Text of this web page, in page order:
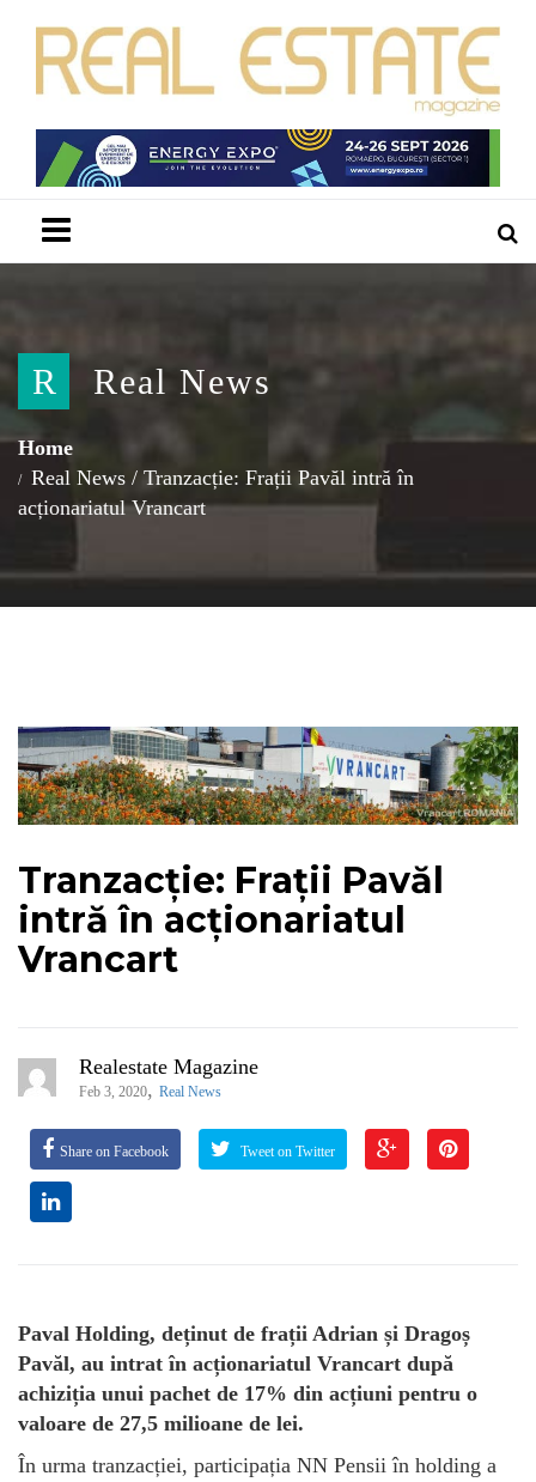
R Real News
Home
Real News / Tranzacție: Frații Pavăl intră în
acționariatul Vrancart
Tranzacție: Frații Pavăl
intră în acționariatul
Vrancart
Realestate Magazine
Feb 3, 2020, Real News
Share on Facebook Tweet on Twitter
Paval Holding, deținut de frații Adrian și Dragoș
Pavăl, au intrat în acționariatul Vrancart după
achiziția unui pachet de 17% din acțiuni pentru o
valoare de 27,5 milioane de lei.
În urma tranzacției, participația NN Pensii în holding a